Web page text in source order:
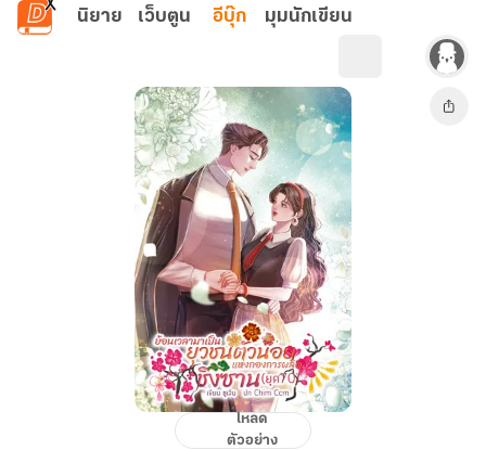
ข้ามไปยังเนื้อหาหลัก
นิยาย เว็บตูน อีบุ๊ก มุมนักเขียน
โหลด
ตัวอย่าง